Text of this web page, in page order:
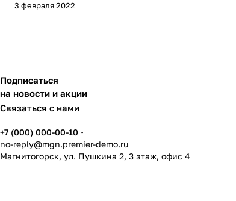
3 февраля 2022
Подписаться
на новости и акции
Связаться с нами
+7 (000) 000-00-10
no-reply@mgn.premier-demo.ru
Магнитогорск, ул. Пушкина 2, 3 этаж, офис 4